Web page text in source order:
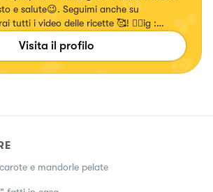
e salute😉. Seguimi anche su
tutti i video delle ricette 🥰! 👉🏻ig :
Visita il profilo
e mandorle pelate